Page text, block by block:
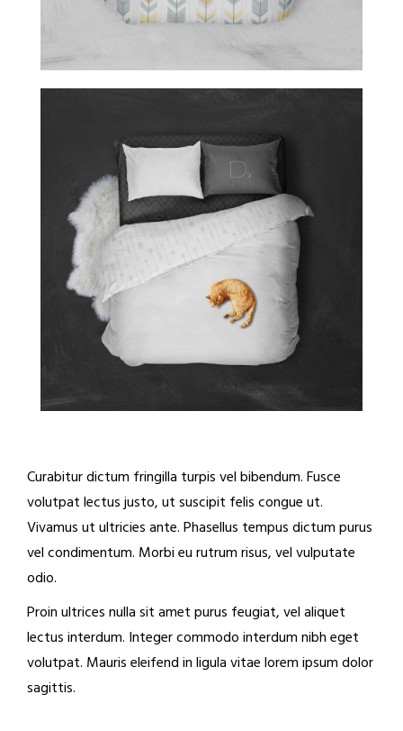
Curabitur dictum fringilla turpis vel bibendum. Fusce
volutpat lectus justo, ut suscipit felis congue ut.
Vivamus ut ultricies ante. Phasellus tempus dictum purus
vel condimentum. Morbi eu rutrum risus, vel vulputate
odio.
Proin ultrices nulla sit amet purus feugiat, vel aliquet
lectus interdum. Integer commodo interdum nibh eget
volutpat. Mauris eleifend in ligula vitae lorem ipsum dolor
sagittis.